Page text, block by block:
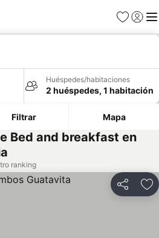
Favoritos
Iniciar
Huéspedes/habitaciones
2 huéspedes, 1 habitación
Filtrar Mapa
Bed and breakfast en
ranking
Compartir